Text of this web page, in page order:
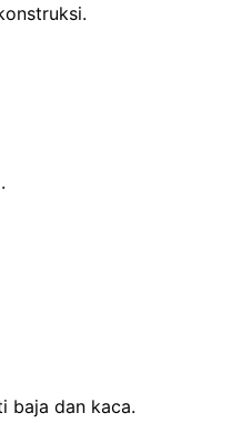
baja dan kaca.